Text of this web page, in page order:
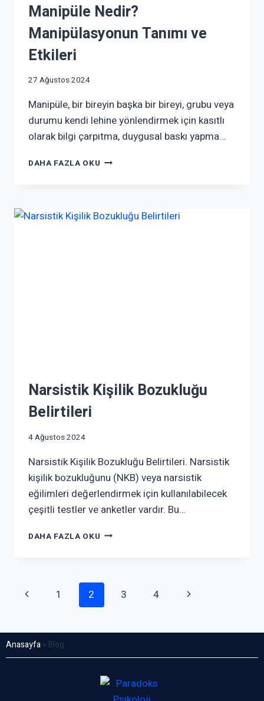
Manipüle Nedir?
Manipülasyonun Tanımı ve
Etkileri
27 Ağustos 2024
Manipüle, bir bireyin başka bir bireyi, grubu veya
durumu kendi lehine yönlendirmek için kasıtlı
olarak bilgi çarpıtma, duygusal baskı yapma…
DAHA FAZLA OKU
Narsistik Kişilik Bozukluğu
Belirtileri
4 Ağustos 2024
Narsistik Kişilik Bozukluğu Belirtileri. Narsistik
kişilik bozukluğunu (NKB) veya narsistik
eğilimleri değerlendirmek için kullanılabilecek
çeşitli testler ve anketler vardır. Bu…
DAHA FAZLA OKU
1 2 3 4
Anasayfa» Blog